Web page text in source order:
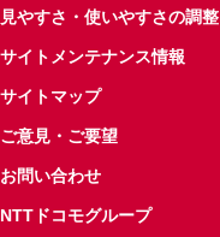
見やすさ・使いやすさの調整
サイトメンテナンス情報
サイトマップ
ご意見・ご要望
お問い合わせ
NTTドコモグループ